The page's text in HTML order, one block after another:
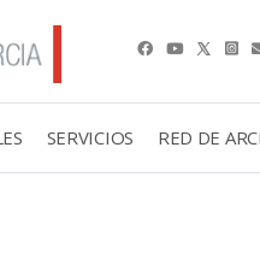
SERVICIOS RED DE